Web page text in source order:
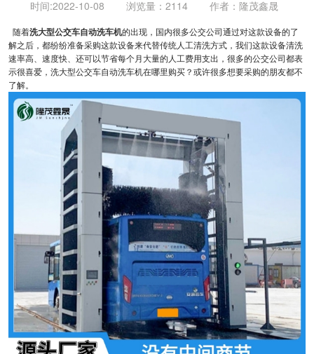
时间:2022-10-08 浏览量： 2114 作者： 隆茂鑫晟
随着洗大型公交车自动洗车机的出现，国内很多公交公司通过对这款设备的了
解之后，都纷纷准备采购这款设备来代替传统人工清洗方式，我们这款设备清洗
速率高、速度快、还可以节省每个月大量的人工费用支出，很多的公交公司都表
示很喜爱，洗大型公交车自动洗车机在哪里购买？或许很多想要采购的朋友都不
了解。